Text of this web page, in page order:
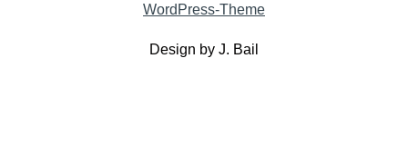
WordPress-Theme
Design by J. Bail